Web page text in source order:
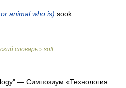
animal who is) sook
словарь > soft
— Симпозиум «Технология